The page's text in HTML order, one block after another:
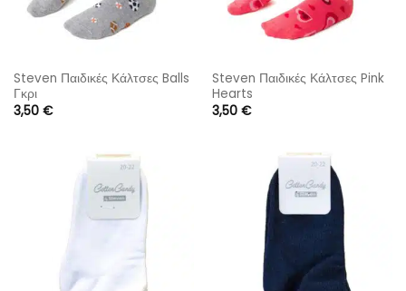
Steven Παιδικές Κάλτσες Balls
Γκρι
3,50 €
Steven Παιδικές Κάλτσες Pink
Hearts
3,50 €